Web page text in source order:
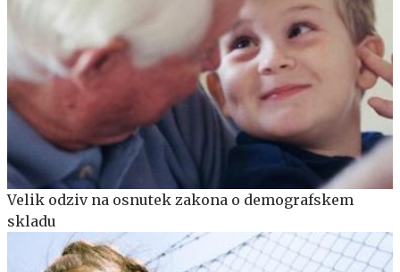
Velik odziv na osnutek zakona o demografskem
skladu